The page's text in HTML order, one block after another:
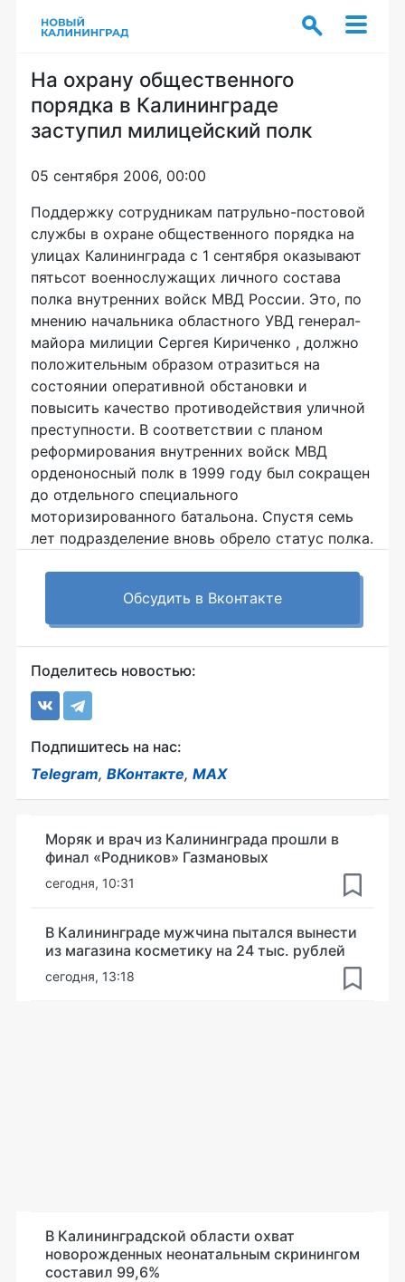
На охрану общественного
порядка в Калининграде
заступил милицейский полк
05 сентября 2006, 00:00
Поддержку сотрудникам патрульно-постовой
службы в охране общественного порядка на
улицах Калининграда с 1 сентября оказывают
пятьсот военнослужащих личного состава
полка внутренних войск МВД России. Это, по
мнению начальника областного УВД генерал-
майора милиции Сергея Кириченко , должно
положительным образом отразиться на
состоянии оперативной обстановки и
повысить качество противодействия уличной
преступности. В соответствии с планом
реформирования внутренних войск МВД
орденоносный полк в 1999 году был сокращен
до отдельного специального
моторизированного батальона. Спустя семь
лет подразделение вновь обрело статус полка.
Обсудить в Вконтакте
Поделитесь новостью:
Подпишитесь на нас:
Telegram, ВКонтакте, MAX
Моряк и врач из Калининграда прошли в
финал «Родников» Газмановых
сегодня, 10:31
В Калининграде мужчина пытался вынести
из магазина косметику на 24 тыс. рублей
сегодня, 13:18
В Калининградской области охват
новорожденных неонатальным скринингом
составил 99,6%